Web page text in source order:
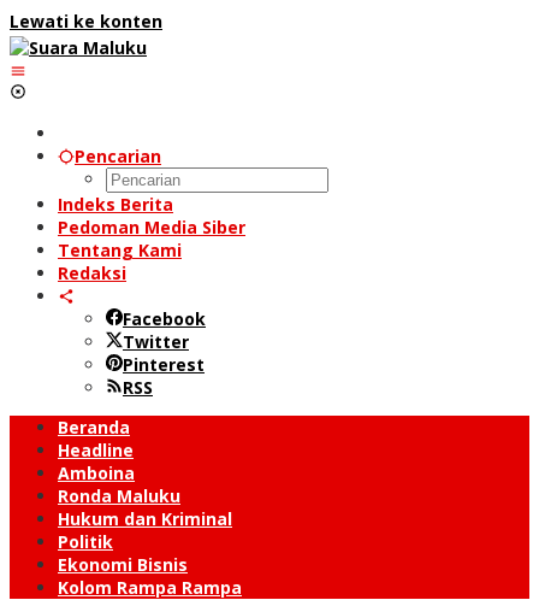
Lewati ke konten
Pencarian
Indeks Berita
Pedoman Media Siber
Tentang Kami
Redaksi
Facebook
Twitter
Pinterest
RSS
Beranda
Headline
Amboina
Ronda Maluku
Hukum dan Kriminal
Politik
Ekonomi Bisnis
Kolom Rampa Rampa